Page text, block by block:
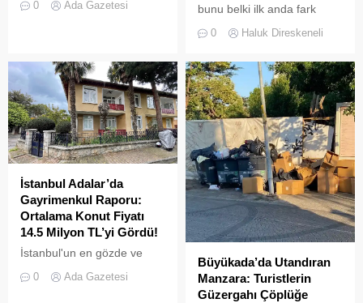
görüntüler "bu kadarına da
0 Ada Gazetesi
bunu belki ilk anda fark
Büyükada’yı elli, altmış yıldır
ve adımları değişti
0 Haluk Direskeneli
İstanbul Adalar’da
Gayrimenkul Raporu:
Ortalama Konut Fiyatı
14.5 Milyon TL’yi Gördü!
İstanbul'un en gözde ve
olan Adalar ilçesinde,
0 Ada Gazetesi
Büyükada’da Utandıran
Manzara: Turistlerin
Güzergahı Çöplüğe